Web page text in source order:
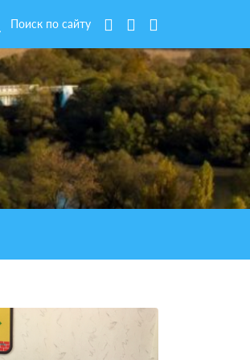
Поиск по сайту